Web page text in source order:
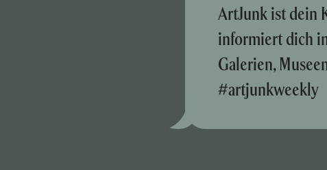
ArtJunk ist dein
informiert dich
Galerien,
#artjunkweekly